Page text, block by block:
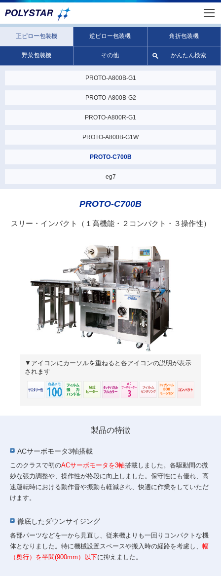
正ピロー包装機 逆ピロー包装機 角折包装機
野菜包装機 その他 かんたん検索
PROTO-A800B-G1
PROTO-A800B-G2
PROTO-A800R-G1
PROTO-A800B-G1W
PROTO-C700B
eg7
PROTO-C700B
スリー・インパクト（１高機能・２コンパクト・３操作性）
▼アイコンにカーソルを重ねると各アイコンの説明が表示
されます
製品の特徴
ACサーボモータ3軸搭載
このクラスで初のACサーボモータを3軸搭載しました。各駆動間の微
妙な張力調整や、操作性が格段に向上しました。保守性にも優れ、高
速運転時における動作音や振動も軽減され、快適に作業をしていただ
けます。
徹底したダウンサイジング
各部パーツなどを一から見直し、従来機よりも一回りコンパクトな機
体となりました。特に機械設置スペースや搬入時の経路を考慮し、 幅
（奥行）を半間(900mm）以下に抑えました。